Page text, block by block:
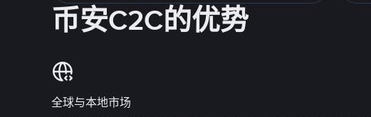
币安C2C的优势
全球与本地市场